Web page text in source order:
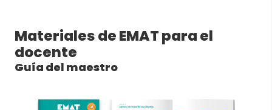
Materiales de EMAT para el
docente
Guía del maestro